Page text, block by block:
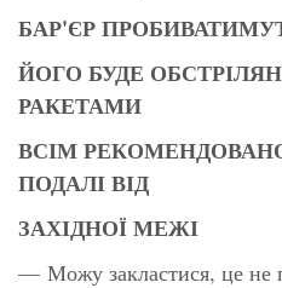
БАР'ЄР
ЙОГО БУДЕ
РАКЕТАМИ
ВСІМ
ПОДАЛІ ВІД
ЗАХІДНОЇ МЕЖІ
— Можу закластися, це не